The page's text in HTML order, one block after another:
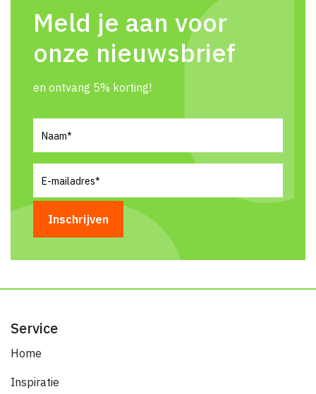
Meld je aan voor
onze nieuwsbrief
en ontvang 5% korting!
mailadres(Vereist)
Service
Home
Inspiratie